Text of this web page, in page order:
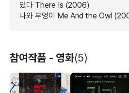
있다 There Is (2006)
나와 부엉이 Me And the Owl
참여작품 - 영화(5)